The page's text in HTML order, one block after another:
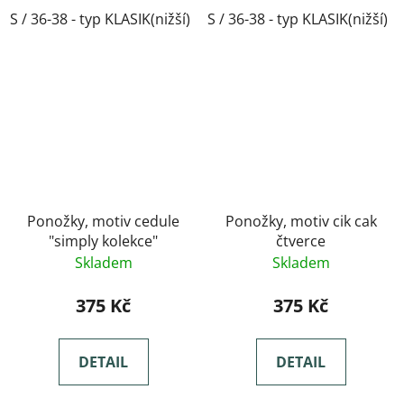
S / 36-38 - typ KLASIK(nižší) M / 39-41- typ KLASIK(nižší)
S / 36-38 - typ KLASIK(nižší)
Ponožky, motiv cedule
"simply kolekce"
Skladem
375 Kč
DETAIL
Ponožky, motiv cik cak
čtverce
Skladem
375 Kč
DETAIL